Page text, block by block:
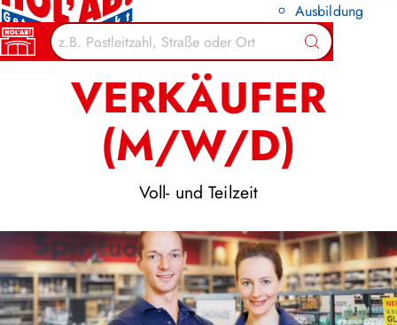
Ausbildung
Suchen
Zurück zur Übersicht
VERKÄUFER
(M/W/D)
Voll- und Teilzeit